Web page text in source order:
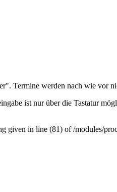
Termine werden nach wie vor
ist nur über die Tastatur
given in line (81) of /modules/